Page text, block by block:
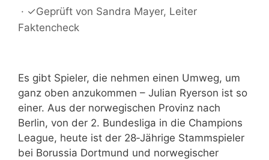
· ✓Geprüft von Sandra Mayer, Leiter
Faktencheck
Es gibt Spieler, die nehmen einen Umweg, um
ganz oben anzukommen – Julian Ryerson ist so
einer. Aus der norwegischen Provinz nach
Berlin, von der 2. Bundesliga in die Champions
League, heute ist der 28‑Jährige Stammspieler
bei Borussia Dortmund und norwegischer